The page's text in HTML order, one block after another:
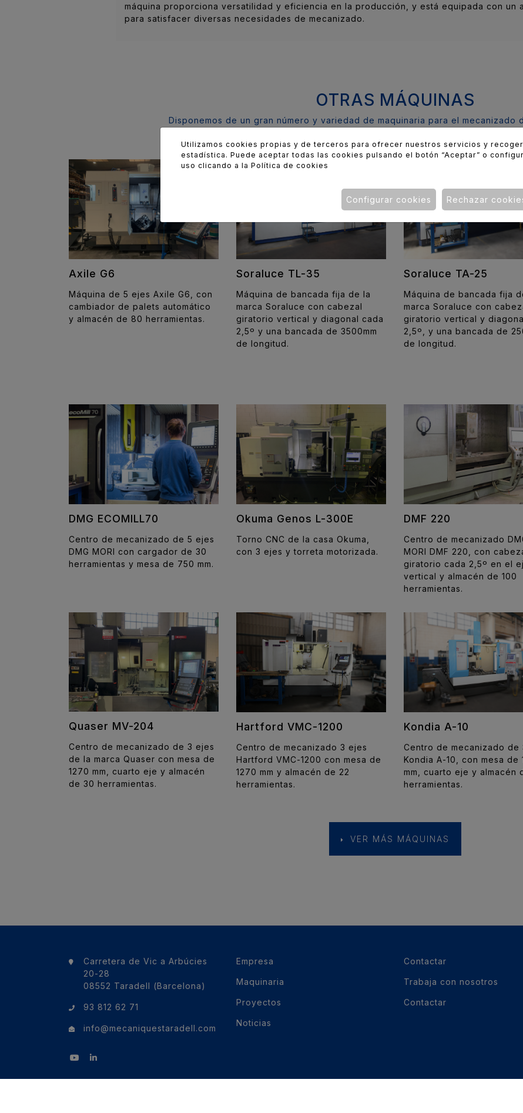
máquina proporciona versatilidad y eficiencia en la producción, y está equipada con un
para satisfacer diversas necesidades de mecanizado.
OTRAS MÁQUINAS
Disponemos de un gran número y variedad de maquinaria para el mecanizado
Axile G6
Máquina de 5 ejes Axile G6, con
cambiador de palets automático
y almacén de 80 herramientas.
Soraluce TL-35
Máquina de bancada fija de la
marca Soraluce con cabezal
giratorio vertical y diagonal cada
2,5º y una bancada de 3500mm
de longitud.
Soraluce TA-25
Máquina de bancada fija
marca Soraluce con
giratorio vertical y
2,5º, y una bancada de
de longitud.
DMG ECOMILL70
Centro de mecanizado de 5 ejes
DMG MORI con cargador de 30
herramientas y mesa de 750 mm.
Okuma Genos L-300E
Torno CNC de la casa Okuma,
con 3 ejes y torreta motorizada.
DMF 220
Centro de mecanizado
MORI DMF 220, con
giratorio cada 2,5º en el
vertical y almacén de 100
herramientas.
Quaser MV-204
Centro de mecanizado de 3 ejes
de la marca Quaser con mesa de
1270 mm, cuarto eje y almacén
de 30 herramientas.
Hartford VMC-1200
Centro de mecanizado 3 ejes
Hartford VMC-1200 con mesa de
1270 mm y almacén de 22
herramientas.
Kondia A-10
Centro de mecanizado de
Kondia A-10, con mesa de
mm, cuarto eje y almacén
herramientas.
VER MÁS MÁQUINAS
Carretera de Vic a Arbúcies
20-28
08552 Taradell (Barcelona)
93 812 62 71
info@mecaniquestaradell.com
Empresa
Maquinaria
Proyectos
Noticias
Contactar
Trabaja con nosotros
Contactar
Utilizamos cookies propias y de terceros para ofrecer nuestros servicios y
estadística. Puede aceptar todas las cookies pulsando el botón “Aceptar” o
uso clicando a la Política de cookies
Rechazar
Configurar cookies